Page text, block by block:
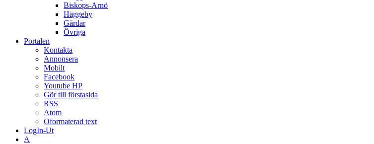
Biskops-Arnö
Häggeby
Gårdar
Övriga
Portalen
Kontakta
Annonsera
Mobilt
Facebook
Youtube HP
Gör till förstasida
RSS
Atom
Oformaterad text
LogIn-Ut
A